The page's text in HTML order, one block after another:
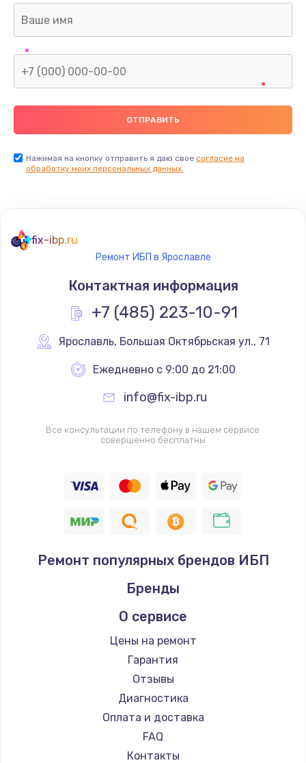
Нажимая на кнопку отправить я даю свое согласие на
обработку моих персональных данных.
fix-ibp.ru
Ремонт ИБП в Ярославле
Контактная информация
+7 (485) 223-10-91
Ярославль, Большая Октябрьская ул., 71
Ежедневно с 9:00 до 21:00
info@fix-ibp.ru
Все консультации по телефону в нашем сервисе
совершенно бесплатны
Ремонт популярных брендов ИБП
Бренды
О сервисе
Цены на ремонт
Гарантия
Отзывы
Диагностика
Оплата и доставка
FAQ
Контакты